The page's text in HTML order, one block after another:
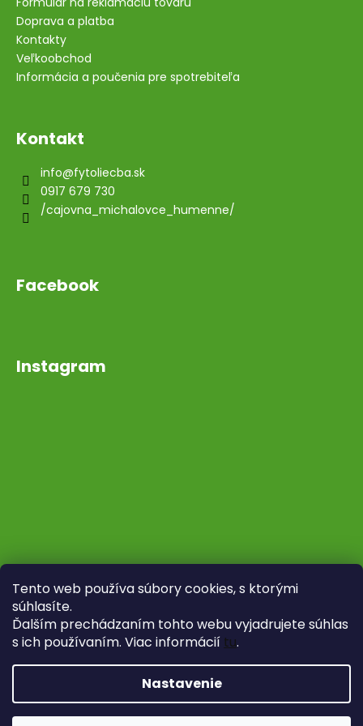
Tento web používa súbory cookies, s ktorými
súhlasíte.
Ďalším prechádzaním tohto webu vyjadrujete súhlas
s ich používaním. Viac informácií tu.
Nastavenie
Doprava a platba
Kontakty
Veľkoobchod
Informácia a poučenia pre spotrebiteľa
Kontakt
info@fytoliecba.sk
0917 679 730
/cajovna_michalovce_humenne/
Facebook
Instagram
Copyright 2026Fytoliečba. Všetky práva vyhradené.